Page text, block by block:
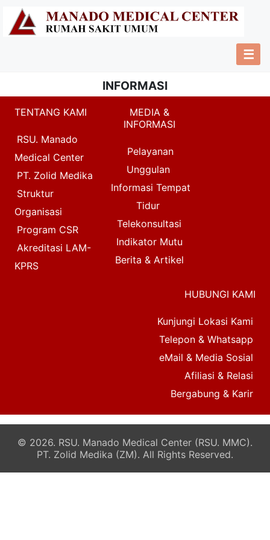
☰
INFORMASI
TENTANG KAMI
RSU. Manado
Medical Center
PT. Zolid Medika
Struktur
Organisasi
Program CSR
Akreditasi LAM-
KPRS
MEDIA &
INFORMASI
Pelayanan
Unggulan
Informasi Tempat
Tidur
Telekonsultasi
Indikator Mutu
Berita & Artikel
HUBUNGI KAMI
Kunjungi Lokasi Kami
Telepon & Whatsapp
eMail & Media Sosial
Afiliasi & Relasi
Bergabung & Karir
© 2026. RSU. Manado Medical Center (RSU. MMC).
PT. Zolid Medika (ZM). All Rights Reserved.